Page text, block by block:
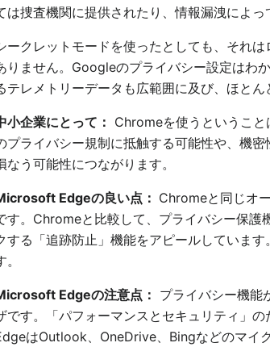
は捜査機関に提供されたり、情報漏洩によ
ークレットモードを使ったとしても、それ
りません。Googleのプライバシー設定はわ
テレメトリーデータも広範囲に及び、ほと
小企業にとって： Chromeを使うというこ
プライバシー規制に抵触する可能性や、機
なう可能性につながります。
Edgeの良い点： Chromeと同じオ
す。Chromeと比較して、プライバシー保護
する「追跡防止」機能をアピールしていま
。
Edgeの注意点： プライバシー機能
です。「パフォーマンスとセキュリティ」
はOutlook、OneDrive、Bingなどのマイ